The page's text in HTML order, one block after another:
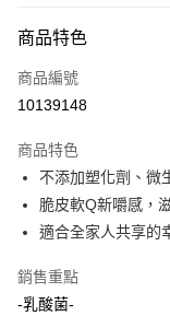
大哥付你分期
【大哥付你分期使用說明
1.本服務由台灣大哥大
流程，驗證手機門號後
成交易。
3.實際核准額度、可分
4.訂單成立30分鐘內，
法說明評估內容。
1.分期款項不併入電信
醒簡訊。
AFTEE先享後付
【關於「AFTEE先享後付
AFTEE先享後付是「在
便利好安心！
１．簡單：不需註冊會
２．便利：只要手機號
【「AFTEE先享後付」
１．於結帳方式選擇「
ATM付款
每筆NT$65，滿
商品特色
商品編號
10139148
商品特色
不添加塑化劑、微
脆皮軟Q新嚼感，
適合全家人共享的
銷售重點
-乳酸菌-